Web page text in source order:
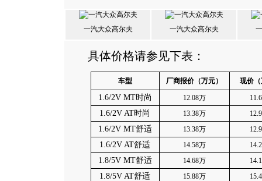
一汽大众高尔夫 一汽大众高尔夫
具体价格请参见下表：
车型 厂商报价（万元） 现价
1.6/2V MT时尚 12.08万
1.6/2V AT时尚 13.38万
1.6/2V MT舒适 13.38万
1.6/2V AT舒适 14.58万
1.8/5V MT舒适 14.68万
1.8/5V AT舒适 15.88万